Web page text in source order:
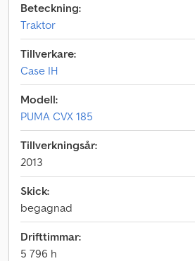
Beteckning:
Traktor
Tillverkare:
Case IH
Modell:
PUMA CVX 185
Tillverkningsår:
2013
Skick:
begagnad
Drifttimmar:
5 796 h